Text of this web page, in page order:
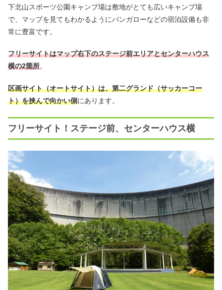
下北山スポーツ公園キャンプ場は敷地がとても広いキャンプ場
で、マップを見てもわかるようにバンガローなどの宿泊設備も非
常に豊富です。
フリーサイトはマップ右下のステージ前エリアとセンターハウス
横の2箇所。
区画サイト（オートサイト）は、第二グランド（サッカーコー
ト）を挟んで向かい側にあります。
フリーサイト！ステージ前、センターハウス横